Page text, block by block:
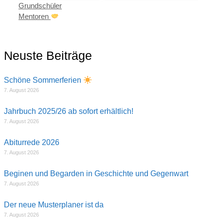
Grundschüler
Mentoren
Neuste Beiträge
Schöne Sommerferien
7. August 2026
Jahrbuch 2025/26 ab sofort erhältlich!
7. August 2026
Abiturrede 2026
7. August 2026
Beginen und Begarden in Geschichte und Gegenwart
7. August 2026
Der neue Musterplaner ist da
7. August 2026